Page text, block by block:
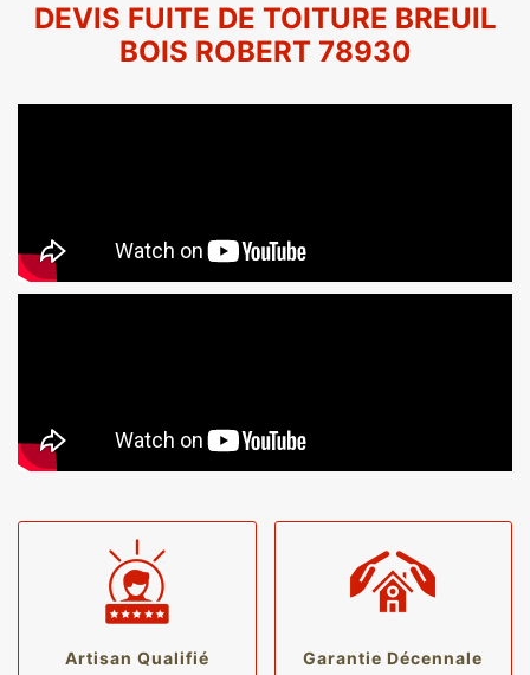
DEVIS FUITE DE TOITURE BREUIL
BOIS ROBERT 78930
Artisan Qualifié Garantie Décennale